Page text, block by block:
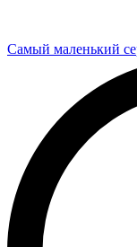
Самый маленький